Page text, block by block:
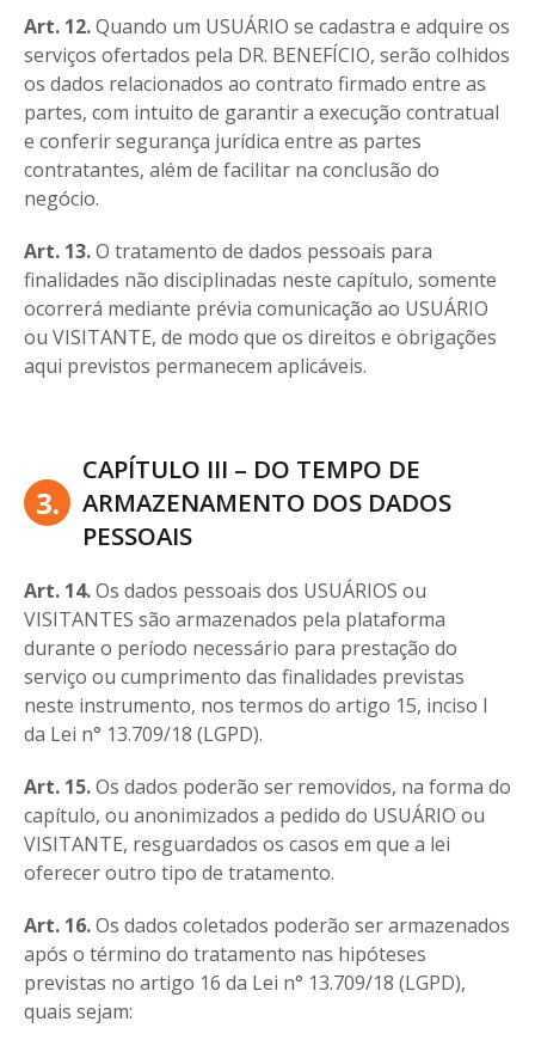
Art. 12.Quando um USUÁRIO se cadastra e adquire os
serviços ofertados pela DR. BENEFÍCIO, serão colhidos
os dados relacionados ao contrato firmado entre as
partes, com intuito de garantir a execução contratual
e conferir segurança jurídica entre as partes
contratantes, além de facilitar na conclusão do
negócio.
Art. 13.O tratamento de dados pessoais para
finalidades não disciplinadas neste capítulo, somente
ocorrerá mediante prévia comunicação ao USUÁRIO
ou VISITANTE, de modo que os direitos e obrigações
aqui previstos permanecem aplicáveis.
3.
CAPÍTULO III – DO TEMPO DE
ARMAZENAMENTO DOS DADOS
PESSOAIS
Art. 14.Os dados pessoais dos USUÁRIOS ou
VISITANTES são armazenados pela plataforma
durante o período necessário para prestação do
serviço ou cumprimento das finalidades previstas
neste instrumento, nos termos do artigo 15, inciso I
da Lei n° 13.709/18 (LGPD).
Art. 15.Os dados poderão ser removidos, na forma do
capítulo, ou anonimizados a pedido do USUÁRIO ou
VISITANTE, resguardados os casos em que a lei
oferecer outro tipo de tratamento.
Art. 16.Os dados coletados poderão ser armazenados
após o término do tratamento nas hipóteses
previstas no artigo 16 da Lei n° 13.709/18 (LGPD),
quais sejam: